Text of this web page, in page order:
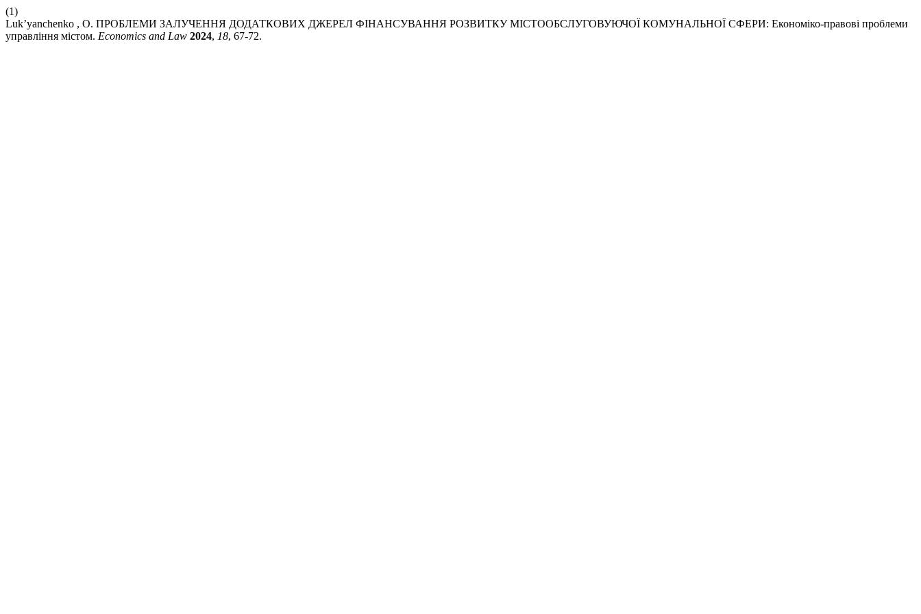
(1)
Luk’yanchenko , O. ПРОБЛЕМИ ЗАЛУЧЕННЯ ДОДАТКОВИХ ДЖЕРЕЛ ФІНАНСУВАННЯ РОЗВИТКУ МІСТООБСЛУГОВУЮЧОЇ КОМУНАЛЬНОЇ СФЕРИ: Економіко-правові проблеми
управління містом. Economics and Law 2024, 18, 67-72.